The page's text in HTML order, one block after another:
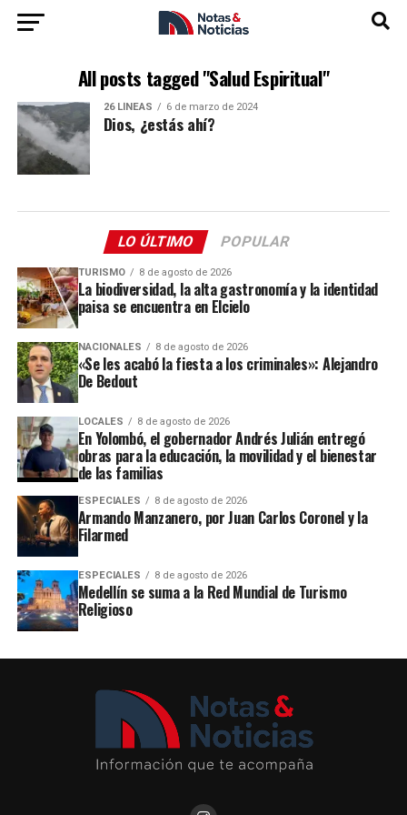
All posts tagged "Salud Espiritual"
26 LÍNEAS 6 de marzo de 2024
Dios, ¿estás ahí?
LO ÚLTIMO POPULAR
TURISMO 8 de agosto de 2026
La biodiversidad, la alta gastronomía y la identidad
paisa se encuentra en Elcielo
NACIONALES 8 de agosto de 2026
«Se les acabó la fiesta a los criminales»: Alejandro
De Bedout
LOCALES 8 de agosto de 2026
En Yolombó, el gobernador Andrés Julián entregó
obras para la educación, la movilidad y el bienestar
de las familias
ESPECIALES 8 de agosto de 2026
Armando Manzanero, por Juan Carlos Coronel y la
Filarmed
ESPECIALES 8 de agosto de 2026
Medellín se suma a la Red Mundial de Turismo
Religioso